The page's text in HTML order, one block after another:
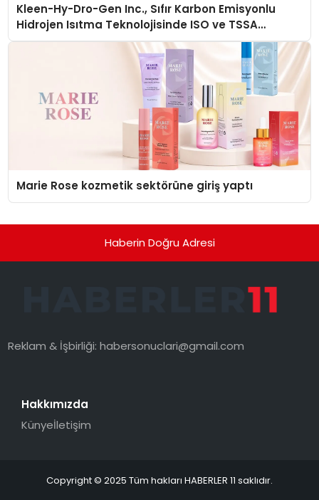
Kleen-Hy-Dro-Gen Inc., Sıfır Karbon Emisyonlu
Hidrojen Isıtma Teknolojisinde ISO ve TSSA
Düzenleyici Onaylarını Aldı
Marie Rose kozmetik sektörüne giriş yaptı
Haberin Doğru Adresi
Reklam & İşbirliği:habersonuclari@gmail.com
Hakkımızda
Künyeİletişim
Copyright © 2025 Tüm hakları HABERLER 11 saklıdır.